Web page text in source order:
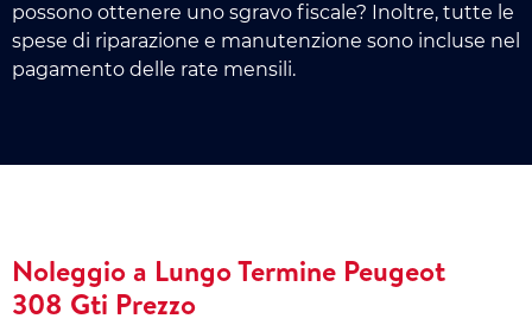
possono ottenere uno sgravo fiscale? Inoltre, tutte le
spese di riparazione e manutenzione sono incluse nel
pagamento delle rate mensili.
Noleggio a Lungo Termine Peugeot
308 Gti Prezzo